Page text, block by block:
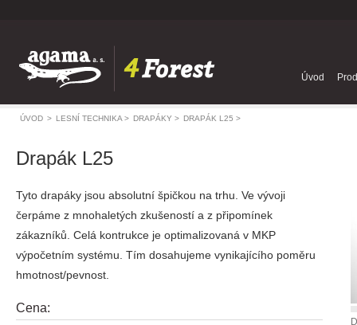
Úvod
ÚVOD > LESNÍ TECHNIKA > DRAPÁKY > DRAPÁK L25 >
Drapák L25
Tyto drapáky jsou absolutní špičkou na trhu. Ve vývoji
čerpáme z mnohaletých zkušeností a z připomínek
zákazníků. Celá kontrukce je optimalizovaná v MKP
výpočetním systému. Tím dosahujeme vynikajícího poměru
hmotnost/pevnost.
Cena: